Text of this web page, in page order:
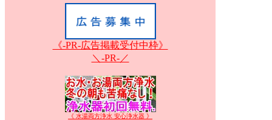
《-PR-広告掲載受付中枠》
＼-PR-／
《 水湯両方浄水 安心浄水器 》